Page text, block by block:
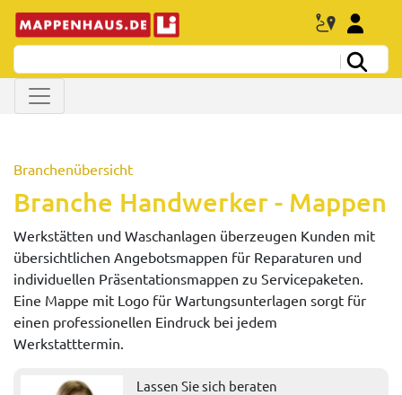
Branchenübersicht
Branche Handwerker - Mappen
Werkstätten und Waschanlagen überzeugen Kunden mit
übersichtlichen Angebotsmappen für Reparaturen und
individuellen Präsentationsmappen zu Servicepaketen.
Eine Mappe mit Logo für Wartungsunterlagen sorgt für
einen professionellen Eindruck bei jedem
Werkstatttermin.
Lassen Sie sich beraten